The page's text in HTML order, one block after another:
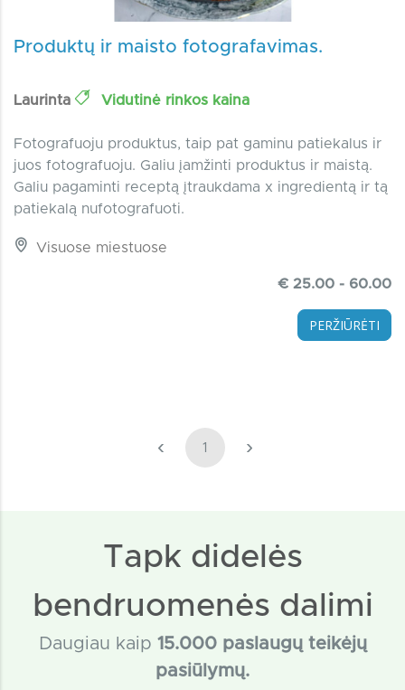
Produktų ir maisto fotografavimas.
Laurinta Vidutinė rinkos kaina
Fotografuoju produktus, taip pat gaminu patiekalus ir
juos fotografuoju. Galiu įamžinti produktus ir maistą.
Galiu pagaminti receptą įtraukdama x ingredientą ir tą
patiekalą nufotografuoti.
Visuose miestuose
€ 25.00 - 60.00
PERŽIŪRĖTI
‹ 1 ›
Tapk didelės
bendruomenės dalimi
Daugiau kaip 15.000 paslaugų teikėjų
pasiūlymų.